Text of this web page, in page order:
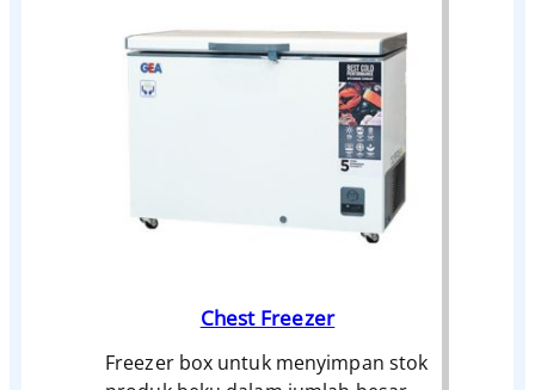
Chest Freezer
Freezer box untuk menyimpan stok